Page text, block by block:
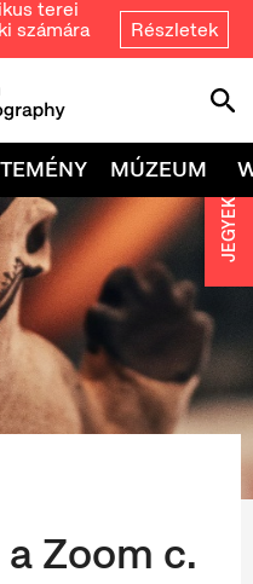
terei
számára
Részletek
MÚZEUM
Zoom c.
JEGYEK